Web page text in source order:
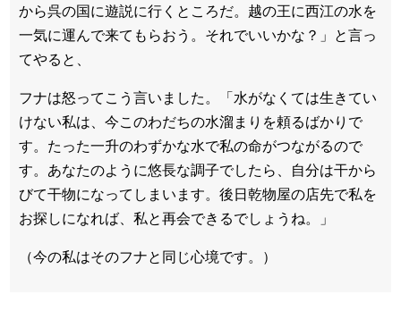
から呉の国に遊説に行くところだ。越の王に西江の水を
一気に運んで来てもらおう。それでいいかな？」と言っ
てやると、
フナは怒ってこう言いました。「水がなくては生きてい
けない私は、今このわだちの水溜まりを頼るばかりで
す。たった一升のわずかな水で私の命がつながるので
す。あなたのように悠長な調子でしたら、自分は干から
びて干物になってしまいます。後日乾物屋の店先で私を
お探しになれば、私と再会できるでしょうね。」
（今の私はそのフナと同じ心境です。）